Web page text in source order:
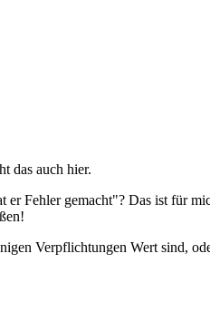
das auch hier.
Fehler gemacht"? Das ist für
Verpflichtungen Wert sind,